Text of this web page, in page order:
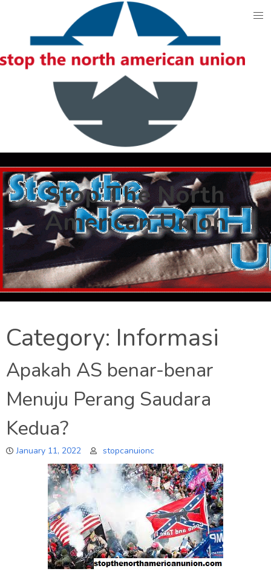
content
Stop The North
American Union
Category: Informasi
Apakah AS benar-benar
Menuju Perang Saudara
Kedua?
January 11, 2022 stopcanuionc